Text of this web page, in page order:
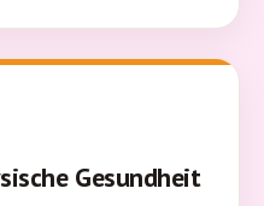
Gesundheit